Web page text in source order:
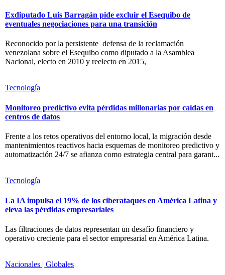
Exdiputado Luis Barragán pide excluir el Esequibo de
eventuales negociaciones para una transición
Reconocido por la persistente defensa de la reclamación
venezolana sobre el Esequibo como diputado a la Asamblea
Nacional, electo en 2010 y reelecto en 2015,
Tecnología
Monitoreo predictivo evita pérdidas millonarias por caídas en
centros de datos
Frente a los retos operativos del entorno local, la migración desde
mantenimientos reactivos hacia esquemas de monitoreo predictivo y
automatización 24/7 se afianza como estrategia central para garant...
Tecnología
La IA impulsa el 19% de los ciberataques en América Latina y
eleva las pérdidas empresariales
Las filtraciones de datos representan un desafío financiero y
operativo creciente para el sector empresarial en América Latina.
Nacionales | Globales